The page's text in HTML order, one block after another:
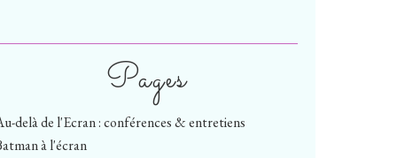
Pages
delà de l'Ecran : conférences & entretiens
à l'écran